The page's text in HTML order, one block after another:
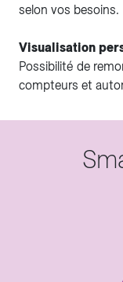
selon vos besoins.
Visualisation
Possibilité de
compteurs et